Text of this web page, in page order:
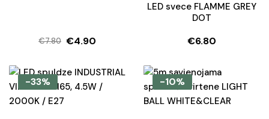
€7.80
Original
was:
€7.80.
€4.90
Current
is:
€4.90.
LED svece FLAMME GREY
DOT
€6.80
-33% -10%